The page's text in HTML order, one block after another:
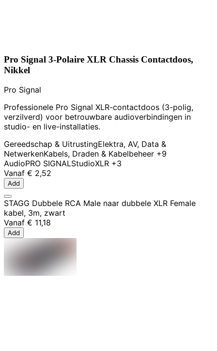
Pro Signal 3-Polaire XLR Chassis Contactdoos,
Nikkel
Pro Signal
Professionele Pro Signal XLR-contactdoos (3-polig,
verzilverd) voor betrouwbare audioverbindingen in
studio- en live-installaties.
Gereedschap & UitrustingElektra, AV, Data &
NetwerkenKabels, Draden & Kabelbeheer +9
AudioPRO SIGNALStudioXLR +3
Vanaf € 2,52
Add
STAGG Dubbele RCA Male naar dubbele XLR Female
kabel, 3m, zwart
Vanaf € 11,18
Add